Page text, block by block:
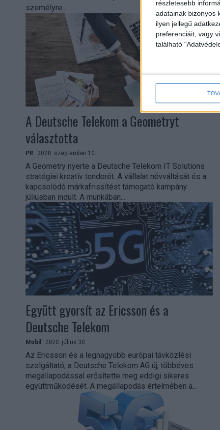
részletesebb
adatainak bizonyos
ilyen jellegű
preferenciáit, vagy
található
személyre...
A Deutsche Telekom a Geometryt
választotta
PR 2020. szeptember 10.
A Geometry nyerte a Deutsche Telekom IT Solutions
stratégiai kreatív tenderét. A vállalat névváltását és a
kapcsolódó márkafrissítést támogató kampány
júliusban indult. A munkában...
Együtt gyorsít az Ericsson és a
Deutsche Telekom
Mobil 2020. július 30.
Az Ericsson és a legnagyobb európai távközlési
szolgáltató, a Deutsche Telekom AG új, többéves
megállapodással erősítette meg eddigi sikeres
együttműködését. A megállapodás értelmében a...